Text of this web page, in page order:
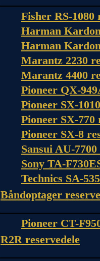
Fisher RS-1080
Harman
Harman
Marantz 2230
Marantz 4400
Pioneer QX-
Pioneer SX-
Pioneer SX-770
Pioneer SX-8
Sansui AU-
Sony TA-
Technics SA-
Båndoptager
Pioneer CT-
R2R reservedele